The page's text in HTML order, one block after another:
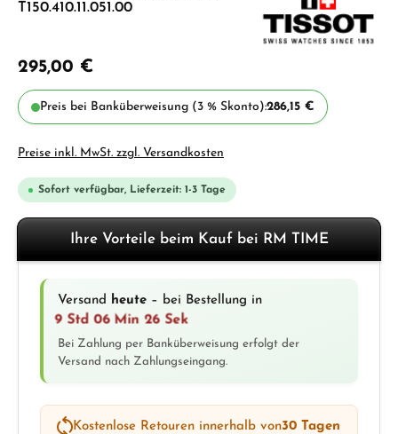
T150.410.11.051.00
295,00 €
Preis bei Banküberweisung (3 % Skonto):286,15 €
Preise inkl. MwSt. zzgl. Versandkosten
Sofort verfügbar, Lieferzeit: 1-3 Tage
Ihre Vorteile beim Kauf bei RM TIME
Versand heute – bei Bestellung in
9 Std 06 Min 26 Sek
Bei Zahlung per Banküberweisung erfolgt der
Versand nach Zahlungseingang.
Kostenlose Retouren innerhalb von30 Tagen